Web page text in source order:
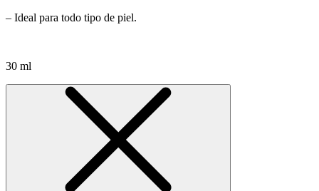
– Ideal para todo tipo de piel.
30 ml